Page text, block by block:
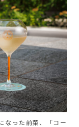
なった前菜、「コー